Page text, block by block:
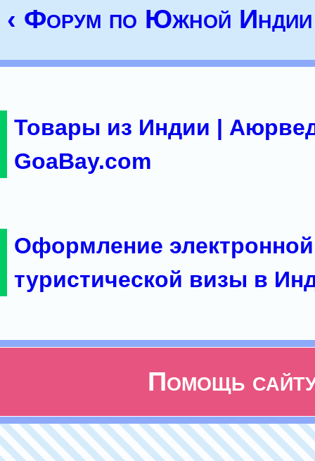
‹ Форум по Южной
Товары из Индии |
GoaBay.com
Оформление электронной
туристической визы в
Помощь